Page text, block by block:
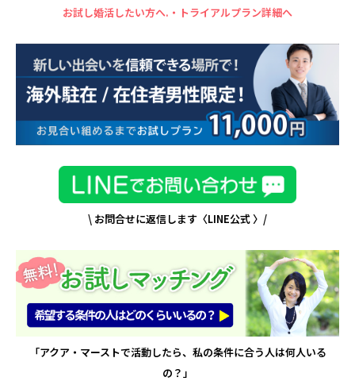
お試し婚活したい方へ.・トライアルプラン詳細へ
\ お問合せに返信します〈LINE公式 〉/
「アクア・マーストで活動したら、私の条件に合う人は何人いる
の？」